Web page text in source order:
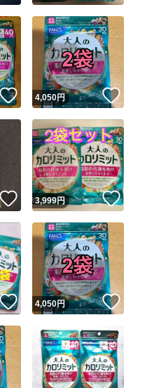
いいね！
4,050円 いいね！
いいね！
3,999円 いいね！
いいね！
4,050円 いいね！